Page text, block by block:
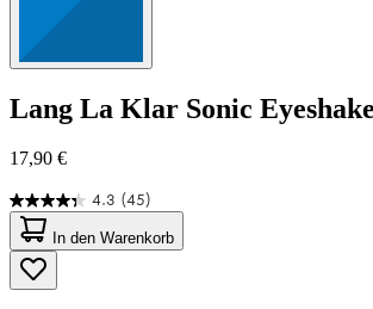
Lang La Klar Sonic
17,90 €
4.3 (45)
4.3
von
5
Sternen.
45
In den Warenkorb